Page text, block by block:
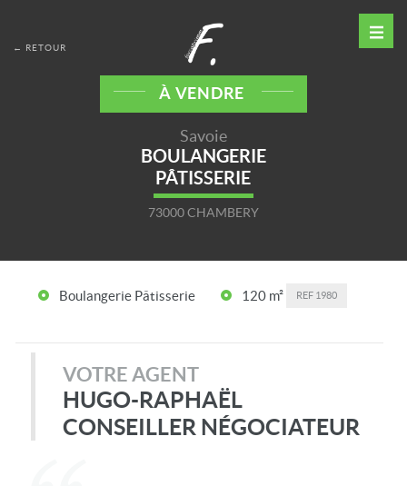
← RETOUR
À VENDRE
Savoie
BOULANGERIE
PÂTISSERIE
73000 CHAMBERY
Boulangerie Pâtisserie 120 m² REF 1980
VOTRE AGENT
HUGO-RAPHAËL
CONSEILLER NÉGOCIATEUR